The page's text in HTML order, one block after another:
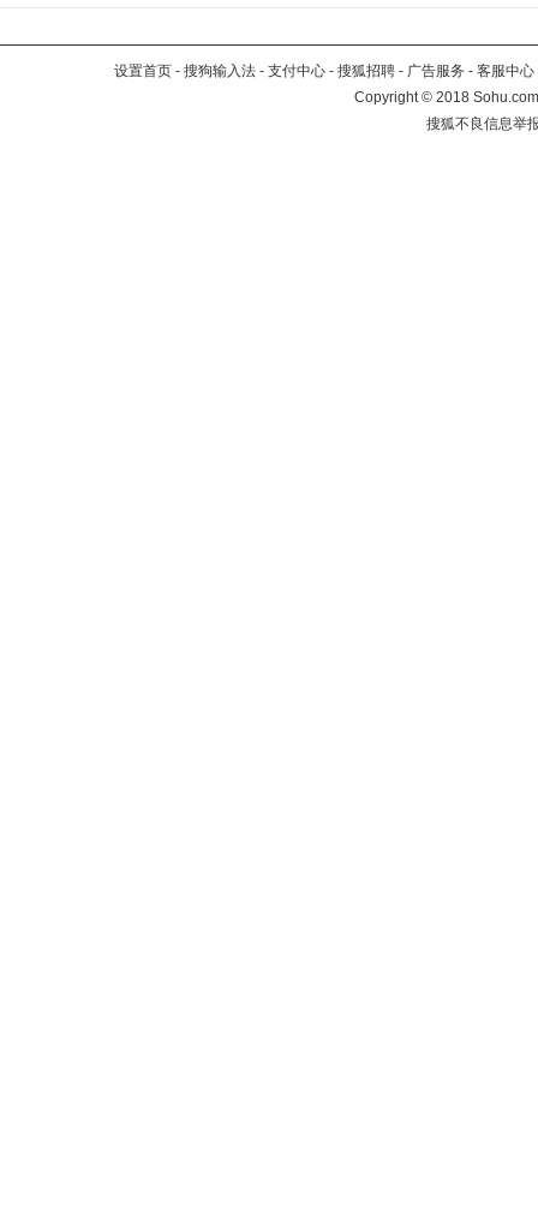
设置首页 - 搜狗输入法 - 支付中心 - 搜狐招聘 - 广告服务 - 客服中心
Copyright©2018
搜狐不良信息举